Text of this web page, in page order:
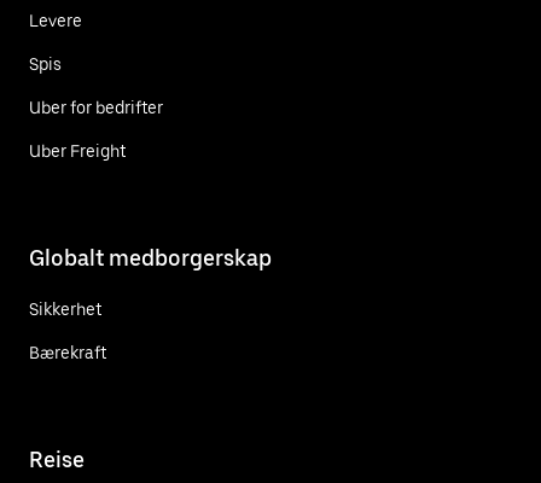
Levere
Spis
Uber for bedrifter
Uber Freight
Globalt medborgerskap
Sikkerhet
Bærekraft
Reise